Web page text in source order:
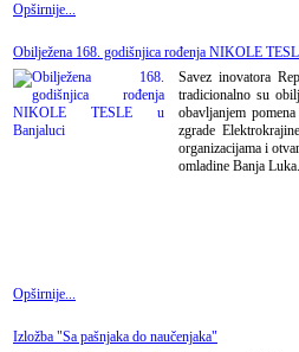
Opširnije...
Obilježena 168. godišnjica rođenja NIKOLE
Savez inovatora
tradicionalno su
obavljanjem
zgrade
organizacijama i
omladine Banja Luka.
Opširnije...
Izložba "Sa pašnjaka do naučenjaka"